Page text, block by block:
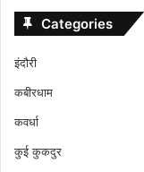
Categories
इंदौरी
कबीरधाम
कवर्धा
कुई कुकदुर